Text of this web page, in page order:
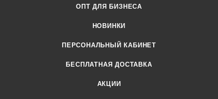
ОПТ ДЛЯ БИЗНЕСА
НОВИНКИ
ПЕРСОНАЛЬНЫЙ КАБИНЕТ
БЕСПЛАТНАЯ ДОСТАВКА
АКЦИИ